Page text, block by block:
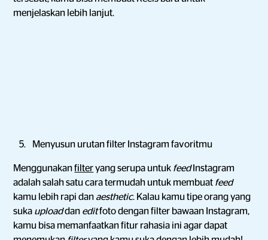
menjelaskan lebih lanjut.
Menyusun urutan filter Instagram favoritmu
Menggunakanfilteryang serupa untuk feed Instagram
adalah salah satu cara termudah untuk membuat feed
kamu lebih rapi dan aesthetic. Kalau kamu tipe orang yang
suka uploaddan editfoto dengan filter bawaan Instagram,
kamu bisa memanfaatkan fitur rahasia ini agar dapat